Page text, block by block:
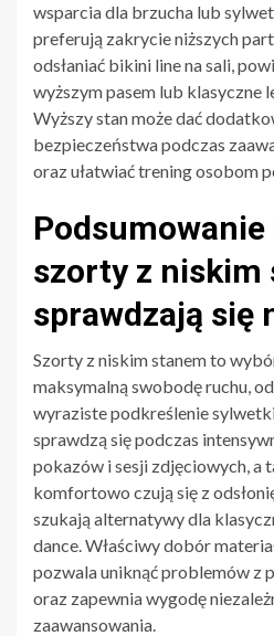
wsparcia dla brzucha lub
preferują zakrycie niższych
odsłaniać bikini line na sali,
wyższym pasem lub klasyczne
Wyższy stan może dać
bezpieczeństwa podczas
oraz ułatwiać trening osobom
szorty z niskim
sprawdzają się
Szorty z niskim stanem to
maksymalną swobodę ruchu,
wyraziste podkreślenie
sprawdzą się podczas
pokazów i sesji zdjęciowych, a
komfortowo czują się z
szukają alternatywy dla
dance. Właściwy dobór
pozwala uniknąć problemów z
oraz zapewnia wygodę
zaawansowania.